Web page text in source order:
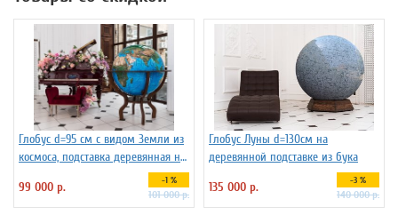
Глобус d=95 см c видом Земли из
космоса, подставка деревянная на
99 000 р. -1 %
101 000 р.
Глобус Луны d=130см на
деревянной подставке из бука
135 000 р.
-3 %
140 000 р.